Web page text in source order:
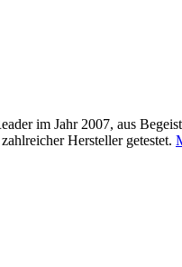
im Jahr 2007, aus
Hersteller getestet.